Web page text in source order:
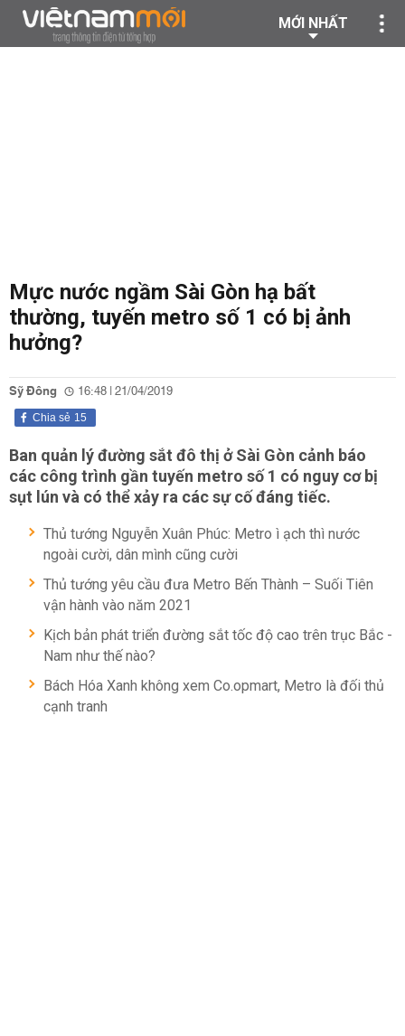
MỚI NHẤT
Mực nước ngầm Sài Gòn hạ bất
thường, tuyến metro số 1 có bị ảnh
hưởng?
Sỹ Đông 16:48 | 21/04/2019
15
Chia sẻ
Ban quản lý đường sắt đô thị ở Sài Gòn cảnh báo
các công trình gần tuyến metro số 1 có nguy cơ bị
sụt lún và có thể xảy ra các sự cố đáng tiếc.
Thủ tướng Nguyễn Xuân Phúc: Metro ì ạch thì nước
ngoài cười, dân mình cũng cười
Thủ tướng yêu cầu đưa Metro Bến Thành – Suối Tiên
vận hành vào năm 2021
Kịch bản phát triển đường sắt tốc độ cao trên trục Bắc -
Nam như thế nào?
Bách Hóa Xanh không xem Co.opmart, Metro là đối thủ
cạnh tranh